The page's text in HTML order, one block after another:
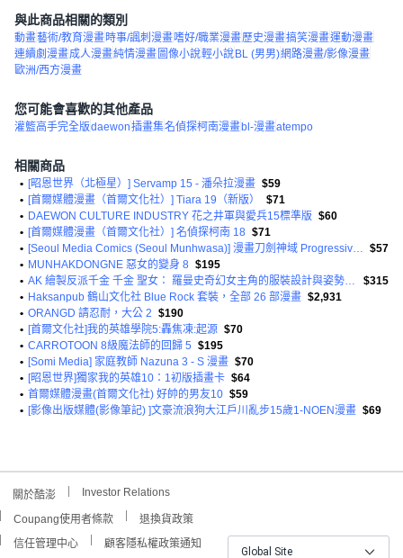
與此商品相關的類別
動畫藝術/教育漫畫時事/諷刺漫畫嗜好/職業漫畫歷史漫畫搞笑漫畫運動漫畫
連續劇漫畫成人漫畫純情漫畫 圖像小說輕小說BL (男男)網路漫畫/影像漫畫
歐洲/西方漫畫
您可能會喜歡的其他產品
灌籃高手完全版daewon插畫集名偵探柯南漫畫bl-漫畫atempo
相關商品
• [昭恩世界（北極星）] Servamp 15 - 潘朵拉漫畫 $59
• [首爾媒體漫畫（首爾文化社）] Tiara 19（新版）
$71
• DAEWON CULTURE INDUSTRY 花之井軍與愛兵15標準版 $60
• [首爾媒體漫畫（首爾文化社）] 名偵探柯南 18 $71
•
$57
• MUNHAKDONGNE 惡女的變身 8 $195
•
$315
• Haksanpub 鶴山文化社 Blue Rock 套裝，全部 26 部漫畫 $2,931
• ORANGD 請忍耐，大公 2 $190
• [首爾文化社]我的英雄學院5:轟焦凍:起源 $70
• CARROTOON 8級魔法師的回歸 5 $195
• [Somi Media] 家庭教師 Nazuna 3 - S 漫畫 $70
• [昭恩世界]獨家我的英雄10：1初版插畫卡 $64
• 首爾媒體漫畫(首爾文化社) 好帥的男友10 $59
• [影像出版媒體(影像筆記) ]文豪流浪狗大江戶川亂步15歲1-NOEN漫畫 $69
關於酷澎 Investor Relations
Coupang使用者條款
退換貨政策
信任管理中心
顧客隱私權政策通知
Global Site